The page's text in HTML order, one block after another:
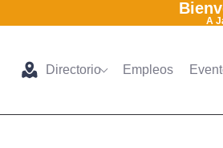
A
Directorio Empleos